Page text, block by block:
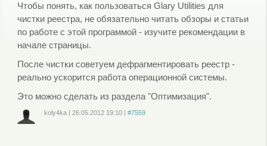
Чтобы понять, как пользоваться Glary Utilities для
чистки реестра, не обязательно читать обзоры и статьи
по работе с этой программой - изучите рекомендации в
начале страницы.
После чистки советуем дефрагментировать реестр -
реально ускорится работа операционной системы.
Это можно сделать из раздела "Оптимизация".
koly4ka |26.05.2012 19:10 |#7559